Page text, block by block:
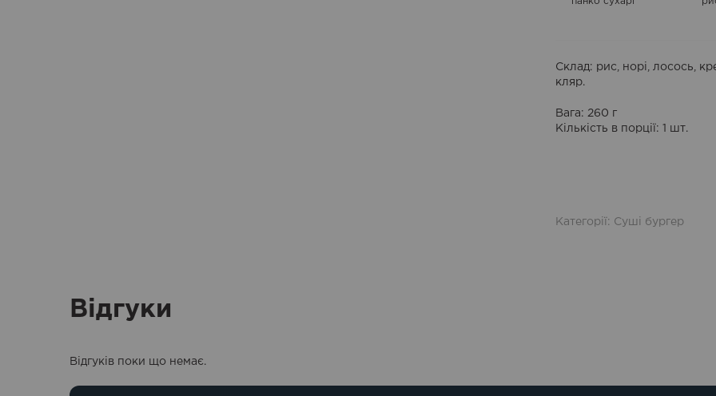
Склад: рис, норі, лосось,
кляр.
Вага: 260 г
Кількість в порції: 1 шт.
Категорії: Суші бургер
Відгуки
Відгуків поки що немає.